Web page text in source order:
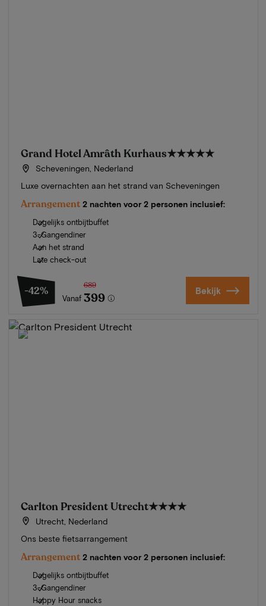
Grand Hotel Amrâth Kurhaus★★★★★
Scheveningen, Nederland
Luxe overnachten aan het strand van Scheveningen
Arrangement 2 nachten voor 2 personen inclusief:
Dagelijks ontbijtbuffet
3-Gangendiner
Aan het strand
Late check-out
-42%
Vanaf
689
399 Bekijk
Carlton President Utrecht★★★★
Utrecht, Nederland
Ons beste fietsarrangement
Arrangement 2 nachten voor 2 personen inclusief:
Dagelijks ontbijtbuffet
3-Gangendiner
Happy Hour snacks